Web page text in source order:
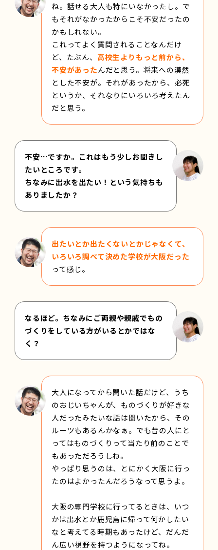
ね。話せる大人も特にいなかったし。で
もそれがなかったからこそ不安だったの
かもしれない。
これってよく質問されることなんだけ
ど、たぶん、 高校生よりもっと前から、
不安があったんだと思う。将来への漠然
とした不安が。それがあったから、必死
というか、それなりにいろいろ考えたん
だと思う。
不安…ですか。これはもう少しお聞きし
たいところです。
ちなみに出水を出たい！という気持ちも
ありましたか？
出たいとか出たくないとかじゃなくて、
いろいろ調べて決めた学校が大阪だった
って感じ。
なるほど。ちなみにご両親や親戚でもの
づくりをしている方がいるとかではな
く？
大人になってから聞いた話だけど、うち
のおじいちゃんが、ものづくりが好きな
人だったみたいな話は聞いたから、その
ルーツもあるんかなぁ。でも昔の人にと
ってはものづくりって当たり前のことで
もあっただろうしね。
やっぱり思うのは、とにかく大阪に行っ
たのはよかったんだろうなって思うよ。
大阪の専門学校に行ってるときは、いつ
かは出水とか鹿児島に帰って何かしたい
なと考えてる時期もあったけど、だんだ
ん広い視野を持つようになってね。